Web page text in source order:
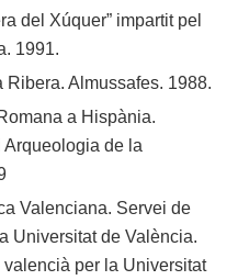
del Xúquer” impartit pel
1991.
Ribera. Almussafes. 1988.
a Hispània.
Arqueologia de la
Valenciana. Servei de
Universitat de València.
per la Universitat